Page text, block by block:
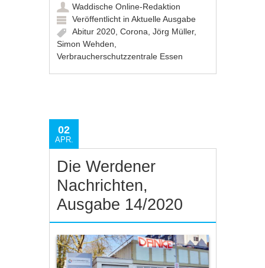
Waddische Online-Redaktion
Veröffentlicht inAktuelle Ausgabe
Abitur 2020 ,Corona ,Jörg Müller,
Simon Wehden
Verbraucherschutzzentrale Essen
02
APR.
Die Werdener
Nachrichten,
Ausgabe 14/2020